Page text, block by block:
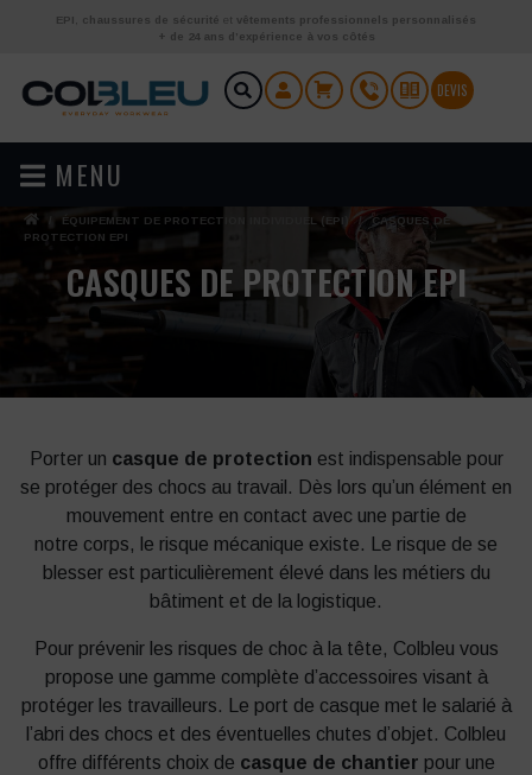
Aller au contenu
EPI chaussures de sécurité et vêtements professionnels personnalisés
+ de 24 ans d’expérience à vos côtés
DEVIS
MENU
ÉQUIPEMENT DE PROTECTION INDIVIDUEL (EPI) /
CASQUES DE
PROTECTION EPI
CASQUES DE PROTECTION EPI
Porter un casque de protection est indispensable pour
se protéger des chocs au travail. Dès lors qu’un élément en
mouvement entre en contact avec une partie de
notre corps, le risque mécanique existe. Le risque de se
blesser est particulièrement élevé dans les métiers du
bâtiment et de la logistique.
Pour prévenir les risques de choc à la tête, Colbleu vous
propose une gamme complète d’accessoires visant à
protéger les travailleurs. Le port de casque met le salarié à
l’abri des chocs et des éventuelles chutes d’objet. Colbleu
offre différents choix de casque de chantier pour une